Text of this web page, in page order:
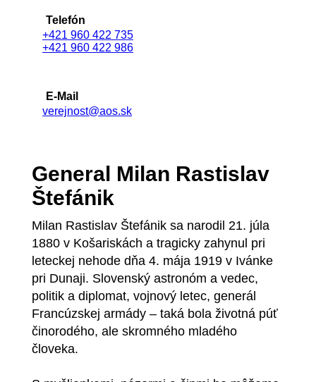
Telefón
+421 960 422 735
+421 960 422 986
E-Mail
verejnost@aos.sk
General Milan Rastislav
Štefánik
Milan Rastislav Štefánik sa narodil 21. júla
1880 v Košariskách a tragicky zahynul pri
leteckej nehode dňa 4. mája 1919 v Ivánke
pri Dunaji. Slovenský astronóm a vedec,
politik a diplomat, vojnový letec, generál
Francúzskej armády – taká bola životná púť
činorodého, ale skromného mladého
človeka.